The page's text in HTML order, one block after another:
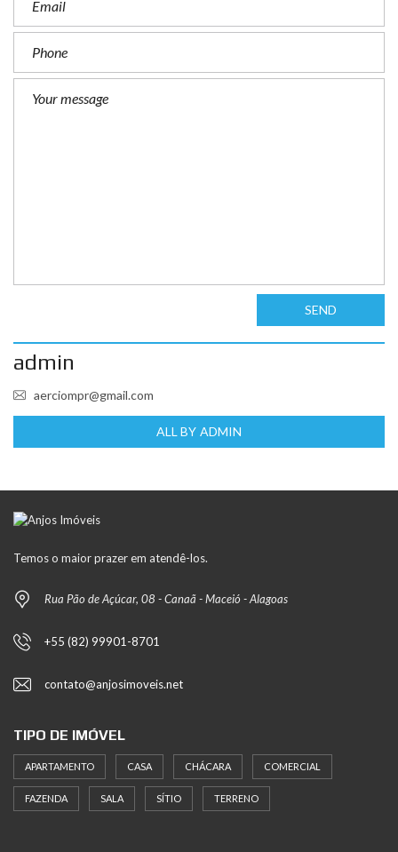
SEND
admin
aerciompr@gmail.com
ALL BY ADMIN
Temos o maior prazer em atendê-los.
Rua Pão de Açúcar, 08 - Canaã - Maceió - Alagoas
+55 (82) 99901-8701
contato@anjosimoveis.net
TIPO DE IMÓVEL
APARTAMENTO CASA CHÁCARA COMERCIAL
FAZENDA SALA SÍTIO TERRENO